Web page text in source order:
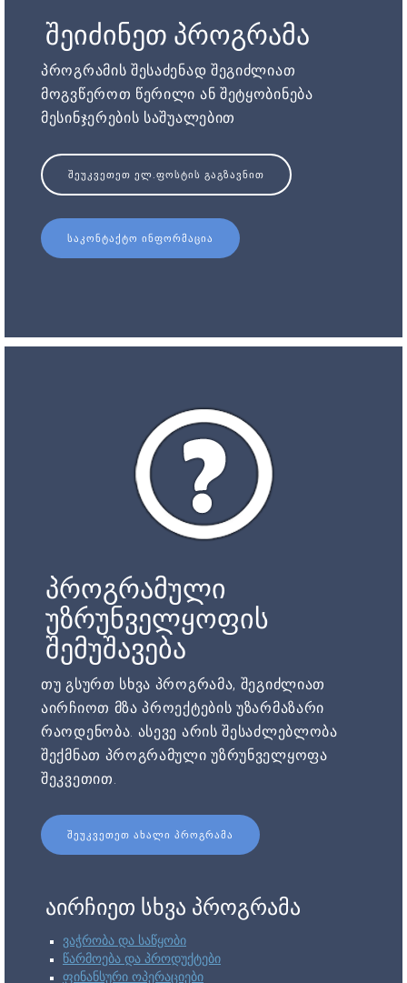
შეიძინეთ პროგრამა
პროგრამის შესაძენად შეგიძლიათ
მოგვწეროთ წერილი ან შეტყობინება
მესინჯერების საშუალებით
ᲨᲔᲣᲙᲕᲔᲗᲔᲗ ᲔᲚ.ᲤᲝᲡᲢᲘᲡ ᲒᲐᲒᲖᲐᲕᲜᲘᲗ
ᲡᲐᲙᲝᲜᲢᲐᲥᲢᲝ ᲘᲜᲤᲝᲠᲛᲐᲪᲘᲐ
პროგრამული
უზრუნველყოფის
შემუშავება
თუ გსურთ სხვა პროგრამა, შეგიძლიათ
აირჩიოთ მზა პროექტების უზარმაზარი
რაოდენობა. ასევე არის შესაძლებლობა
შექმნათ პროგრამული უზრუნველყოფა
შეკვეთით.
ᲨᲔᲣᲙᲕᲔᲗᲔᲗ ᲐᲮᲐᲚᲘ ᲞᲠᲝᲒᲠᲐᲛᲐ
აირჩიეთ სხვა პროგრამა
ვაჭრობა და საწყობი
წარმოება და პროდუქტები
ფინანსური ოპერაციები